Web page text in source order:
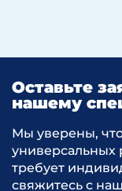
Оставьте
нашему
Мы уверены,
требует
свяжитесь с